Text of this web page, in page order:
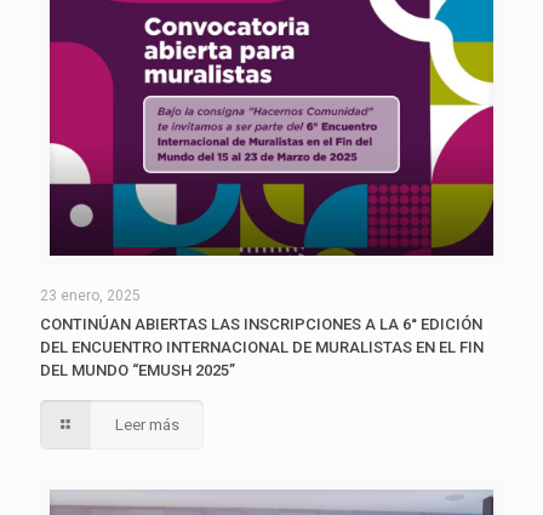
23 enero, 2025
CONTINÚAN ABIERTAS LAS INSCRIPCIONES A LA 6° EDICIÓN
DEL ENCUENTRO INTERNACIONAL DE MURALISTAS EN EL FIN
DEL MUNDO “EMUSH 2025”
Leer más